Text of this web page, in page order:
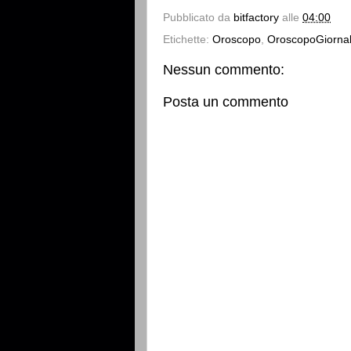
Pubblicato da bitfactory alle 04:00
Etichette: Oroscopo
Nessun commento:
Posta un commento